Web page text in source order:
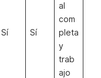
Sí Sí
al
com
pleta
y
trab
ajo